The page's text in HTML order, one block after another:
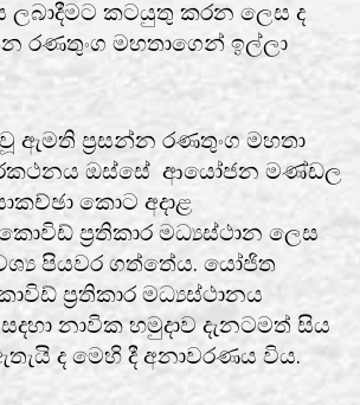
ලබාදීමට කටයුතු කරන ලෙස ද
රණතුංග මහතාගෙන් ඉල්ලා
වූ ඇමති ප්‍රසන්න රණතුංග මහතා
ඔස්සේ ආයෝජන මණ්ඩල
කොට අදාළ
ප්‍රතිකාර මධ්‍යස්ථාන ලෙස
පියවර ගත්තේය. යෝජිත
ප්‍රතිකාර මධ්‍යස්ථානය
නාවික හමුදාව දැනටමත් සිය
ද මෙහි දී අනාවරණය විය.